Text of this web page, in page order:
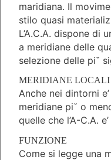
maridiana. Il
stilo quasi
L’A.C.A. dispone di
a meridiane delle
selezione delle pi˘
MERIDIANE LOCALI
Anche nei dintorni
meridiane pi˘ o
quelle che l’A-C.A.
FUNZIONE
Come si legge una